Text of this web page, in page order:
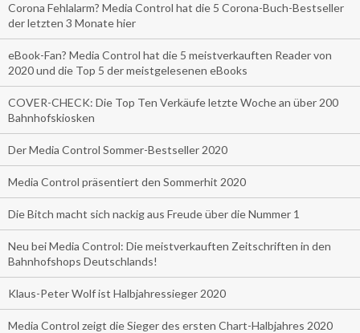
Corona Fehlalarm? Media Control hat die 5 Corona-Buch-Bestseller
der letzten 3 Monate hier
eBook-Fan? Media Control hat die 5 meistverkauften Reader von
2020 und die Top 5 der meistgelesenen eBooks
COVER-CHECK: Die Top Ten Verkäufe letzte Woche an über 200
Bahnhofskiosken
Der Media Control Sommer-Bestseller 2020
Media Control präsentiert den Sommerhit 2020
Die Bitch macht sich nackig aus Freude über die Nummer 1
Neu bei Media Control: Die meistverkauften Zeitschriften in den
Bahnhofshops Deutschlands!
Klaus-Peter Wolf ist Halbjahressieger 2020
Media Control zeigt die Sieger des ersten Chart-Halbjahres 2020